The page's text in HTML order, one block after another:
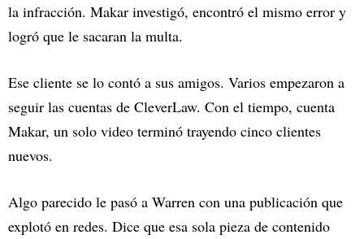
la infracción. Makar investigó, encontró el mismo error y
logró que le sacaran la multa.
Ese cliente se lo contó a sus amigos. Varios empezaron a
seguir las cuentas de CleverLaw. Con el tiempo, cuenta
Makar, un solo video terminó trayendo cinco clientes
nuevos.
Algo parecido le pasó a Warren con una publicación que
explotó en redes. Dice que esa sola pieza de contenido